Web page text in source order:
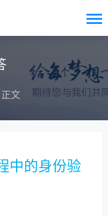
文
中的身份验